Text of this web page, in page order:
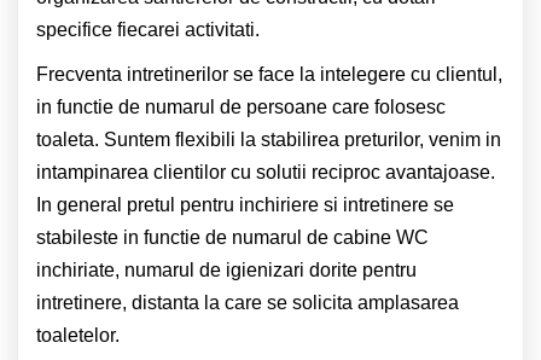
specifice fiecarei activitati.
Frecventa intretinerilor se face la intelegere cu clientul,
in functie de numarul de persoane care folosesc
toaleta. Suntem flexibili la stabilirea preturilor, venim in
intampinarea clientilor cu solutii reciproc avantajoase.
In general pretul pentru inchiriere si intretinere se
stabileste in functie de numarul de cabine WC
inchiriate, numarul de igienizari dorite pentru
intretinere, distanta la care se solicita amplasarea
toaletelor.